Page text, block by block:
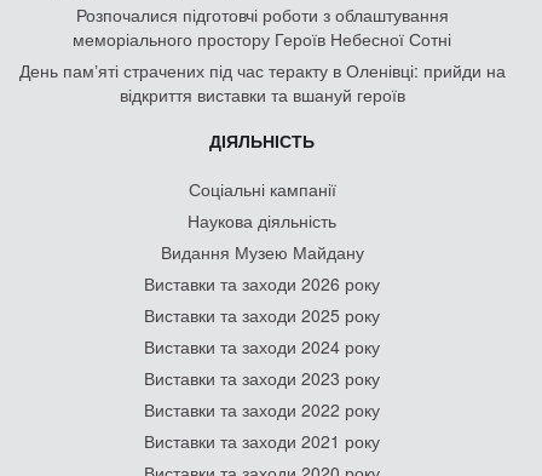
Розпочалися підготовчі роботи з облаштування
меморіального простору Героїв Небесної Сотні
День памʼяті страчених під час теракту в Оленівці: прийди на
відкриття виставки та вшануй героїв
ДІЯЛЬНІСТЬ
Соціальні кампанії
Наукова діяльність
Видання Музею Майдану
Виставки та заходи 2026 року
Виставки та заходи 2025 року
Виставки та заходи 2024 року
Виставки та заходи 2023 року
Виставки та заходи 2022 року
Виставки та заходи 2021 року